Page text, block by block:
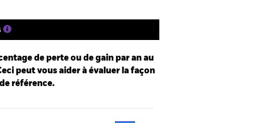
de perte ou de gain par an au
peut vous aider à évaluer la façon
référence.